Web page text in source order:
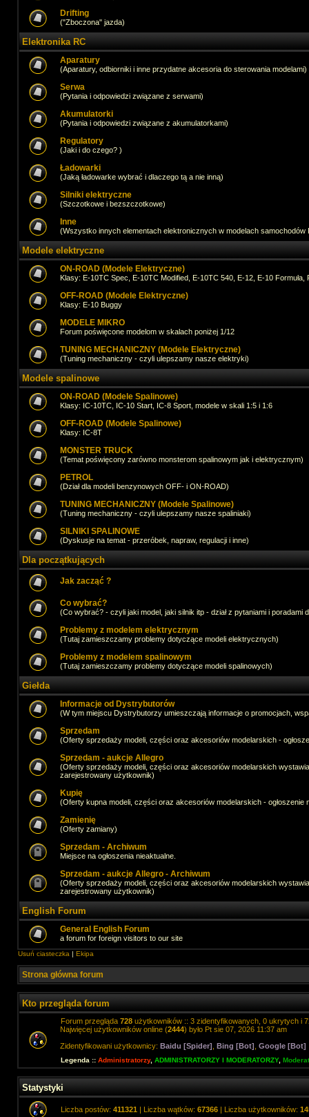
Drifting
("Zboczona" jazda)
Elektronika RC
Aparatury
(Aparatury, odbiorniki i inne przydatne akcesoria do sterowania modelami)
Serwa
(Pytania i odpowiedzi związane z serwami)
Akumulatorki
(Pytania i odpowiedzi związane z akumulatorkami)
Regulatory
(Jaki i do czego? )
Ładowarki
(Jaką ładowarke wybrać i dlaczego tą a nie inną)
Silniki elektryczne
(Szczotkowe i bezszczotkowe)
Inne
(Wszystko innych elementach elektronicznych w modelach samochodów
Modele elektryczne
ON-ROAD (Modele Elektryczne)
Klasy: E-10TC Spec, E-10TC Modified, E-10TC 540, E-12, E-10 Formuła,
OFF-ROAD (Modele Elektryczne)
Klasy: E-10 Buggy
MODELE MIKRO
Forum poświęcone modelom w skalach poniżej 1/12
TUNING MECHANICZNY (Modele Elektryczne)
(Tuning mechaniczny - czyli ulepszamy nasze elektryki)
Modele spalinowe
ON-ROAD (Modele Spalinowe)
Klasy: IC-10TC, IC-10 Start, IC-8 Sport, modele w skali 1:5 i 1:6
OFF-ROAD (Modele Spalinowe)
Klasy: IC-8T
MONSTER TRUCK
(Temat poświęcony zarówno monsterom spalinowym jak i elektrycznym)
PETROL
(Dział dla modeli benzynowych OFF- i ON-ROAD)
TUNING MECHANICZNY (Modele Spalinowe)
(Tuning mechaniczny - czyli ulepszamy nasze spaliniaki)
SILNIKI SPALINOWE
(Dyskusje na temat - przeróbek, napraw, regulacji i inne)
Dla początkujących
Jak zacząć ?
Co wybrać?
(Co wybrać? - czyli jaki model, jaki silnik itp - dział z pytaniami i poradami
Problemy z modelem elektrycznym
(Tutaj zamieszczamy problemy dotyczące modeli elektrycznych)
Problemy z modelem spalinowym
(Tutaj zamieszczamy problemy dotyczące modeli spalinowych)
Giełda
Informacje od Dystrybutorów
(W tym miejscu Dystrybutorzy umieszczają informacje o promocjach,
Sprzedam
(Oferty sprzedaży modeli, części oraz akcesoriów modelarskich -
Sprzedam - aukcje Allegro
(Oferty sprzedaży modeli, części oraz akcesoriów modelarskich
zarejestrowany użytkownik)
Kupię
(Oferty kupna modeli, części oraz akcesoriów modelarskich -
Zamienię
(Oferty zamiany)
Sprzedam - Archiwum
Miejsce na ogłoszenia nieaktualne.
Sprzedam - aukcje Allegro - Archiwum
(Oferty sprzedaży modeli, części oraz akcesoriów modelarskich
zarejestrowany użytkownik)
English Forum
General English Forum
a forum for foreign visitors to our site
Usuń ciasteczka | Ekipa
Strona główna forum
Kto przegląda forum
Forum przegląda 728 użytkowników :: 3 zidentyfikowanych, 0 ukrytych i
Najwięcej użytkowników online (2444) było Pt sie 07, 2026 11:37 am
Zidentyfikowani użytkownicy: Baidu [Spider] Bing [Bot] Google [Bot]
Legenda :: Administratorzy, ADMINISTRATORZY I MODERATORZY,
Statystyki
Liczba postów: 411321 | Liczba wątków: 67366 | Liczba użytkowników: